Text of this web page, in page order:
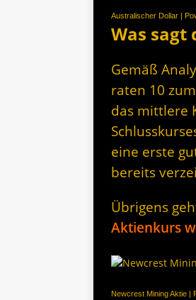
Australischer Dollar |
Was sagt
Gemäß
raten 10
das mittlere
eine erste
bereits
Übrigens
Aktienkurs
Newcrest Mining Aktie |